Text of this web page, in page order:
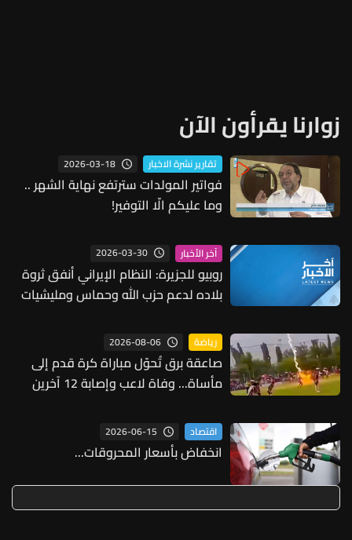
زوارنا يقرأون الآن
تقارير نشرة الاخبار 2026-03-18
فواتير المولدات سترتفع نهاية الشهر ..
وما عليكم الّا التوفير!
آخر الأخبار 2026-03-30
روبيو للجزيرة: النظام الإيراني أنفق ثروة
بلاده لدعم حزب الله وحماس ومليشيات
رياضة 2026-08-06
صاعقة برق تُحوّل مباراة كرة قدم إلى
مأساة... وفاة لاعب وإصابة 12 آخرين
اقتصاد 2026-06-15
انخفاض بأسعار المحروقات...